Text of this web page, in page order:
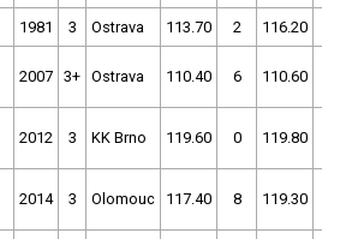
1981 3 Ostrava 113.70 2 116.20
2007 3+ Ostrava 110.40 6 110.60
2012 3 KK Brno 119.60 0 119.80
2014 3 Olomouc 117.40 8 119.30